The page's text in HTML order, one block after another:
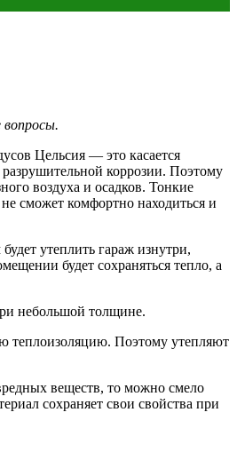
Цельсия — это касается
коррозии. Поэтому
воздуха и осадков. Тонкие
сможет комфортно находиться и
утеплить гараж изнутри,
будет сохраняться тепло, а
небольшой толщине.
теплоизоляцию. Поэтому утепляют
веществ, то можно смело
сохраняет свои свойства при